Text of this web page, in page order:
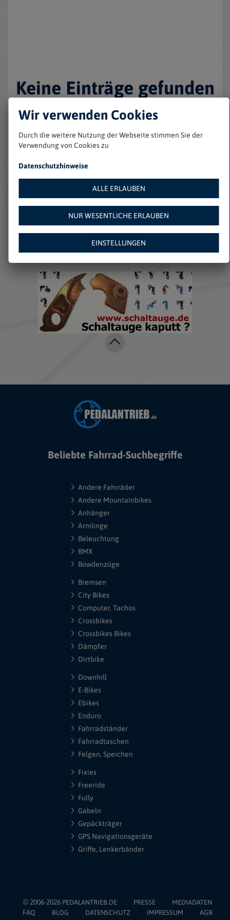
Keine Einträge gefunden
Weitere Angebote auf
Amazon:
Beliebte Fahrrad-Suchbegriffe
Andere Fahrräder
Andere Mountainbikes
Anhänger
Armlinge
Beleuchtung
BMX
Bowdenzüge
Bremsen
City Bikes
Computer, Tachos
Crossbikes
Crossbikes Bikes
Dämpfer
Dirtbike
Downhill
E-Bikes
Ebikes
Enduro
Fahrradständer
Fahrradtaschen
Felgen, Speichen
Fixies
Freeride
Fully
Gabeln
Gepäckträger
GPS Navigationsgeräte
Griffe, Lenkerbänder
© 2006-2026 PEDALANTRIEB.DE PRESSE
MEDIADATEN
FAQ
BLOG DATENSCHUTZ IMPRESSUM
AGB
Wir verwenden Cookies
Durch die weitere Nutzung der Webseite stimmen Sie der
Verwendung von Cookies zu
Datenschutzhinweise
ALLE ERLAUBEN
NUR WESENTLICHE ERLAUBEN
EINSTELLUNGEN